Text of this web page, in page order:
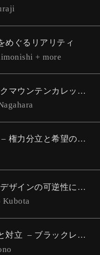
めぐるリアリティ
+ more
ウンテンカレッジ考 #7
権力分立と希望の幾何学 #2
デザインの可逆性について
対立
​​ブラックレター素描 #2